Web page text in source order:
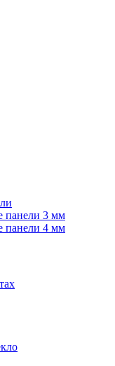
панели 3 мм
панели 4 мм